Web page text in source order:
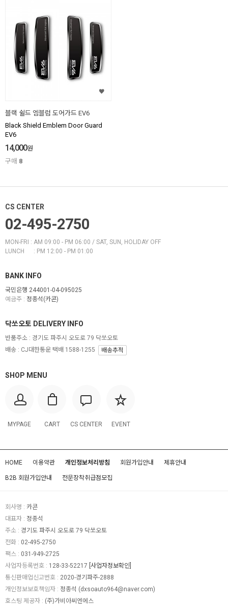
블랙 쉴드 엠블럼 도어가드 EV6
Black Shield Emblem Door Guard
EV6
14,000원
구매 8
CS CENTER
02-495-2750
MON-FRI : AM 09:00 - PM 06:00 / SAT, SUN, HOLIDAY OFF
LUNCH : PM 12:00 - PM 01:00
BANK INFO
국민은행 244001-04-095025
예금주 : 정종석(카콘)
SHOP MENU
MYPAGE CART CS CENTER EVENT
닥쏘오토 DELIVERY INFO
반품주소 : 경기도 파주시 오도로 79 닥쏘오토
배송 : CJ대한통운 택배 1588-1255
배송추적
HOME 이용약관 개인정보처리방침 회원가입안내 제휴안내
B2B 회원가입안내 전문장착취급점모집
회사명 : 카콘
대표자 : 정종석
주소 : 경기도 파주시 오도로 79 닥쏘오토
전화 : 02-495-2750
팩스 : 031-949-2725
사업자등록번호 : 128-33-52217 [사업자정보확인]
통신판매업신고번호 : 2020-경기파주-2888
개인정보보호책임자 : 정종석 (dxsoauto964@naver.com)
호스팅 제공자 : (주)가비아씨엔에스